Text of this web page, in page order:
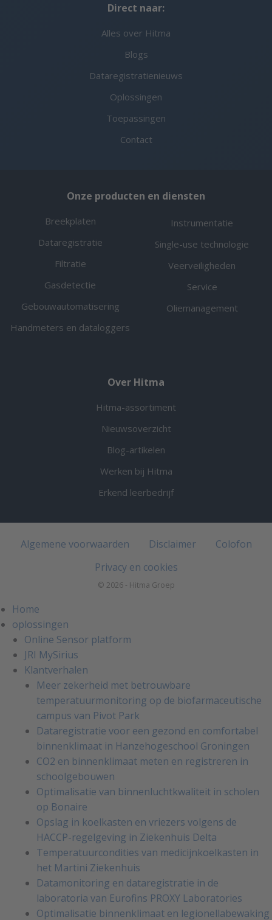
Direct naar:
Alles over Hitma
Blogs
Dataregistratienieuws
Oplossingen
Toepassingen
Contact
Onze producten en diensten
Breekplaten
Dataregistratie
Filtratie
Gasdetectie
Gebouwautomatisering
Handmeters en dataloggers
Instrumentatie
Single-use technologie
Veerveiligheden
Service
Oliemanagement
Over Hitma
Hitma-assortiment
Nieuwsoverzicht
Blog-artikelen
Werken bij Hitma
Erkend leerbedrijf
Algemene voorwaarden Disclaimer
Colofon
Privacy en cookies
© 2026 - Hitma Groep
Home
oplossingen
Online Sensor platform
JRI MySirius
Klantverhalen
Meer zekerheid met betrouwbare
temperatuurmonitoring op de biofarmaceutische
campus van Pivot Park
Dataregistratie voor een gezond en comfortabel
binnenklimaat in Hanzehogeschool Groningen
CO2 en binnenklimaat meten en registreren in
schoolgebouwen
Optimalisatie van binnenluchtkwaliteit in scholen
op Bonaire
Opslag in koelkasten en vriezers volgens de
HACCP-regelgeving in Ziekenhuis Delta
Temperatuurcondities van medicijnkoelkasten in
het Martini Ziekenhuis
Datamonitoring en dataregistratie in de
laboratoria van Eurofins PROXY Laboratories
Optimalisatie binnenklimaat en legionellabewaking